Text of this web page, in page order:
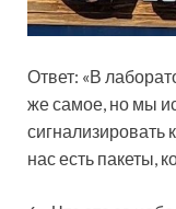
Ответ: «В
же самое, но мы
сигнализировать
нас есть пакеты,